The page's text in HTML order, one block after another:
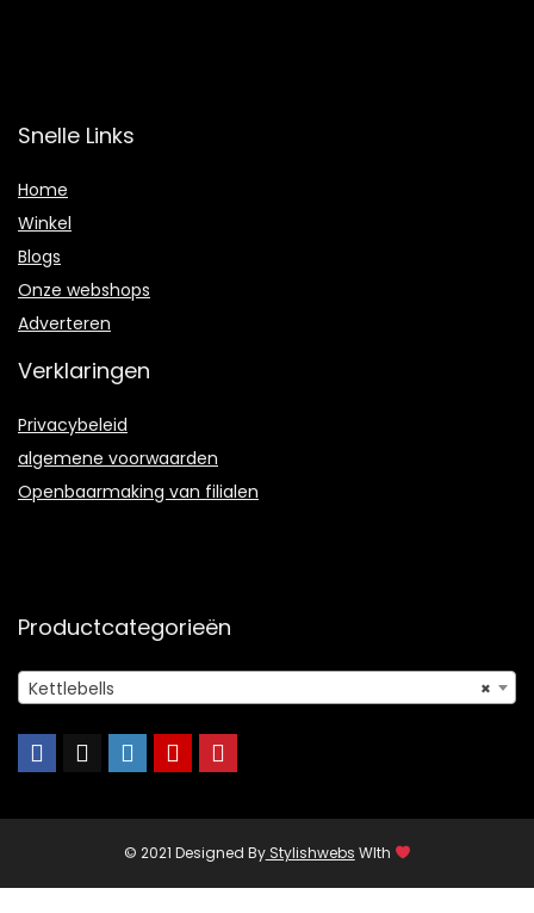
Snelle Links
Home
Winkel
Blogs
Onze webshops
Adverteren
Verklaringen
Privacybeleid
algemene voorwaarden
Openbaarmaking van filialen
Productcategorieën
×
Kettlebells
© 2021 Designed ByStylishwebs WIth